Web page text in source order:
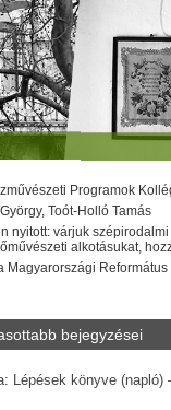
Programok
Toót-Holló Tamás
nyitott: várjuk szépirodalmi
alkotásukat,
Magyarországi
bejegyzései
Lépések könyve (napló)